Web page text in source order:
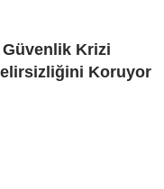
Krizi
Koruyor